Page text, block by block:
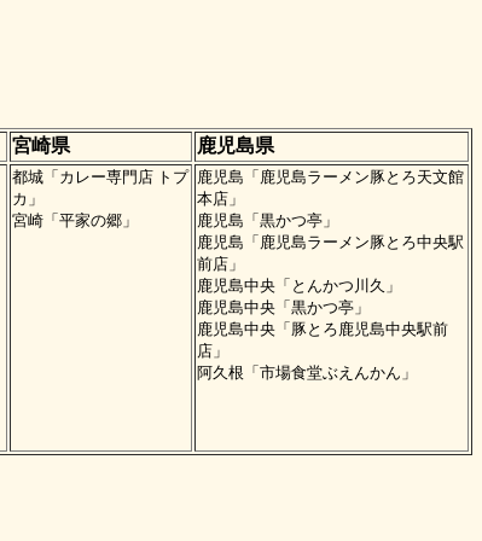
宮崎県 鹿児島県
都城「カレー専門店 トプ
カ」
宮崎「平家の郷」
鹿児島「鹿児島ラーメン豚とろ天文館
本店」
鹿児島「黒かつ亭」
鹿児島「鹿児島ラーメン豚とろ中央駅
前店」
鹿児島中央「とんかつ川久」
鹿児島中央「黒かつ亭」
鹿児島中央「豚とろ鹿児島中央駅前
店」
阿久根「市場食堂ぶえんかん」